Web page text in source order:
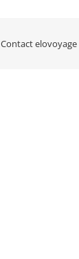
Contact elovoyage